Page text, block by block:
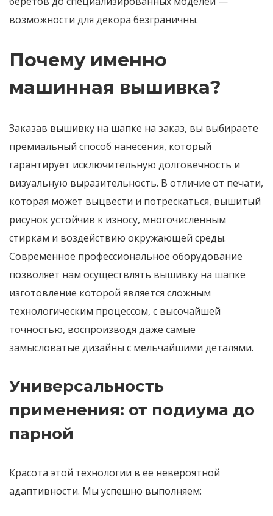
возможности для декора безграничны.
Почему именно
машинная вышивка?
Заказав вышивку на шапке на заказ, вы выбираете
премиальный способ нанесения, который
гарантирует исключительную долговечность и
визуальную выразительность. В отличие от печати,
которая может выцвести и потрескаться, вышитый
рисунок устойчив к износу, многочисленным
стиркам и воздействию окружающей среды.
Современное профессиональное оборудование
позволяет нам осуществлять вышивку на шапке
изготовление которой является сложным
технологическим процессом, с высочайшей
точностью, воспроизводя даже самые
замысловатые дизайны с мельчайшими деталями.
Универсальность
применения: от подиума до
парной
Красота этой технологии в ее невероятной
адаптивности. Мы успешно выполняем: